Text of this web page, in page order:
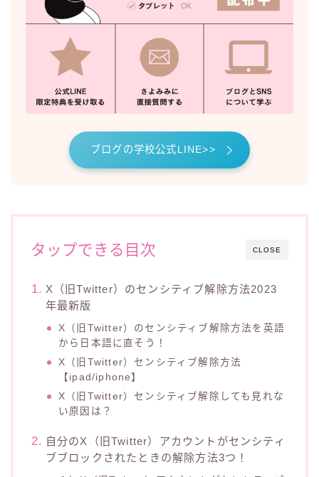
ブログの学校公式LINE>>
CLOSE
タップできる目次
X（旧Twitter）のセンシティブ解除方法2023
年最新版
X（旧Twitter）のセンシティブ解除方法を英語
から日本語に直そう！
X（旧Twitter）センシティブ解除方法
【ipad/iphone】
X（旧Twitter）センシティブ解除しても見れな
い原因は？
自分のX（旧Twitter）アカウントがセンシティ
ブブロックされたときの解除方法3つ！